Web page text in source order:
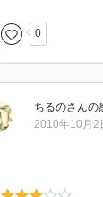
0
ちるのさんの
2010年10月2